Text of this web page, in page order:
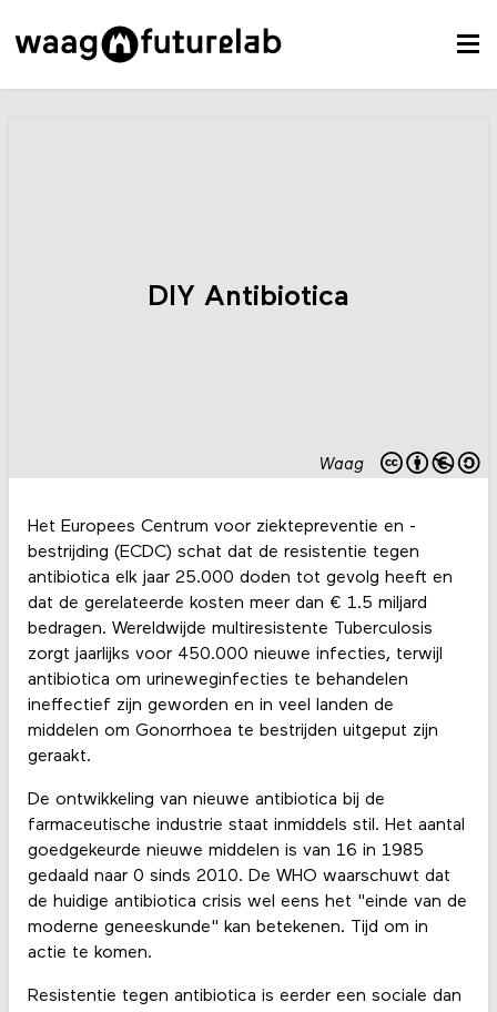
Waag
DIY Antibiotica
Het Europees Centrum voor ziektepreventie en -
bestrijding (ECDC) schat dat de resistentie tegen
antibiotica elk jaar 25.000 doden tot gevolg heeft en
dat de gerelateerde kosten meer dan € 1.5 miljard
bedragen. Wereldwijde multiresistente Tuberculosis
zorgt jaarlijks voor 450.000 nieuwe infecties, terwijl
antibiotica om urineweginfecties te behandelen
ineffectief zijn geworden en in veel landen de
middelen om Gonorrhoea te bestrijden uitgeput zijn
geraakt.
De ontwikkeling van nieuwe antibiotica bij de
farmaceutische industrie staat inmiddels stil. Het aantal
goedgekeurde nieuwe middelen is van 16 in 1985
gedaald naar 0 sinds 2010. De WHO waarschuwt dat
de huidige antibiotica crisis wel eens het "einde van de
moderne geneeskunde" kan betekenen. Tijd om in
actie te komen.
Resistentie tegen antibiotica is eerder een sociale dan